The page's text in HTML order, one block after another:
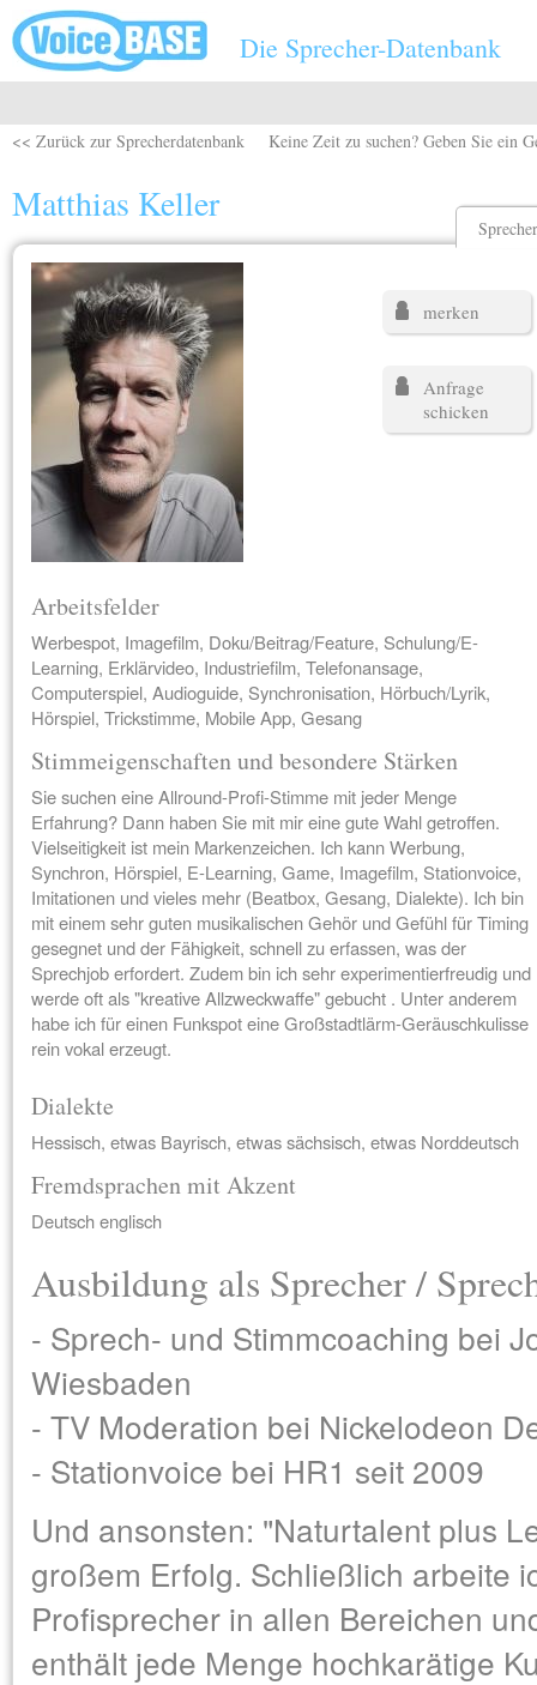
Direkt zum Inhalt
Die Sprecher-Datenbank
<< Zurück zur Sprecherdatenbank Keine Zeit zu suchen? Geben Sie ein
Matthias Keller
merken
Anfrage
schicken
Arbeitsfelder
Werbespot, Imagefilm, Doku/Beitrag/Feature, Schulung/E-
Learning, Erklärvideo, Industriefilm, Telefonansage,
Computerspiel, Audioguide, Synchronisation, Hörbuch/Lyrik,
Hörspiel, Trickstimme, Mobile App, Gesang
Stimmeigenschaften und besondere Stärken
Sie suchen eine Allround-Profi-Stimme mit jeder Menge
Erfahrung? Dann haben Sie mit mir eine gute Wahl getroffen.
Vielseitigkeit ist mein Markenzeichen. Ich kann Werbung,
Synchron, Hörspiel, E-Learning, Game, Imagefilm, Stationvoice,
Imitationen und vieles mehr (Beatbox, Gesang, Dialekte). Ich bin
mit einem sehr guten musikalischen Gehör und Gefühl für Timing
gesegnet und der Fähigkeit, schnell zu erfassen, was der
Sprechjob erfordert. Zudem bin ich sehr experimentierfreudig und
werde oft als "kreative Allzweckwaffe" gebucht . Unter anderem
habe ich für einen Funkspot eine Großstadtlärm-Geräuschkulisse
rein vokal erzeugt.
Dialekte
Hessisch, etwas Bayrisch, etwas sächsisch, etwas Norddeutsch
Fremdsprachen mit Akzent
Deutsch englisch
Ausbildung als Sprecher /
- Sprech- und Stimmcoaching bei
Wiesbaden
- TV Moderation bei Nickelodeon
- Stationvoice bei HR1 seit 2009
Und ansonsten: "Naturtalent plus
großem Erfolg. Schließlich arbeite
Profisprecher in allen Bereichen
enthält jede Menge hochkarätige